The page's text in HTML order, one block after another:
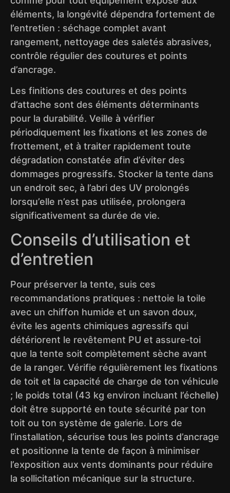
éléments, la longévité dépendra fortement de
l’entretien : séchage complet avant
rangement, nettoyage des saletés abrasives,
contrôle régulier des coutures et points
d’ancrage.
Les finitions des coutures et des points
d’attache sont des éléments déterminants
pour la durabilité. Veille à vérifier
périodiquement les fixations et les zones de
frottement, et à traiter rapidement toute
dégradation constatée afin d’éviter des
dommages progressifs. Stocker la tente dans
un endroit sec, à l’abri des UV prolongés
lorsqu’elle n’est pas utilisée, prolongera
significativement sa durée de vie.
Conseils d’utilisation et
d’entretien
Pour préserver la tente, suis ces
recommandations pratiques : nettoie la toile
avec un chiffon humide et un savon doux,
évite les agents chimiques agressifs qui
détériorent le revêtement PU et assure‑toi
que la tente soit complètement sèche avant
de la ranger. Vérifie régulièrement les fixations
de toit et la capacité de charge de ton véhicule
; le poids total (43 kg environ incluant l’échelle)
doit être supporté en toute sécurité par ton
toit ou ton système de galerie. Lors de
l’installation, sécurise tous les points d’ancrage
et positionne la tente de façon à minimiser
l’exposition aux vents dominants pour réduire
la sollicitation mécanique sur la structure.